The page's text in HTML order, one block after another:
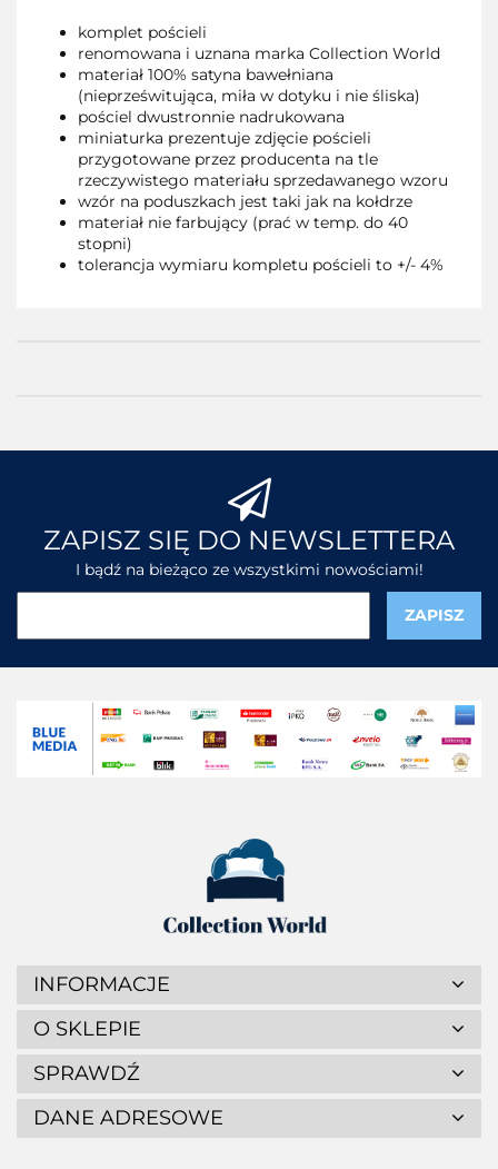
komplet pościeli
renomowana i uznana marka Collection World
materiał 100% satyna bawełniana
(nieprześwitująca, miła w dotyku i nie śliska)
pościel dwustronnie nadrukowana
miniaturka prezentuje zdjęcie pościeli
przygotowane przez producenta na tle
rzeczywistego materiału sprzedawanego wzoru
wzór na poduszkach jest taki jak na kołdrze
materiał nie farbujący (prać w temp. do 40
stopni)
tolerancja wymiaru kompletu pościeli to +/- 4%
ZAPISZ SIĘ DO NEWSLETTERA
I bądź na bieżąco ze wszystkimi nowościami!
INFORMACJE
O SKLEPIE
SPRAWDŹ
DANE ADRESOWE